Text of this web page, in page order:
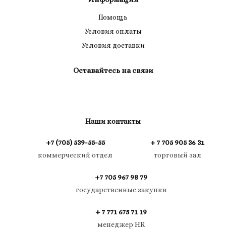
Помощь
Условия оплаты
Условия доставки
Оставайтесь на связи
Наши контакты
+7 (705) 539-55-55
коммерческий отдел
+ 7 705 905 36 31
торговый зал
+7 705 967 98 79
государственные закупки
+ 7 771 675 71 19
менеджер HR